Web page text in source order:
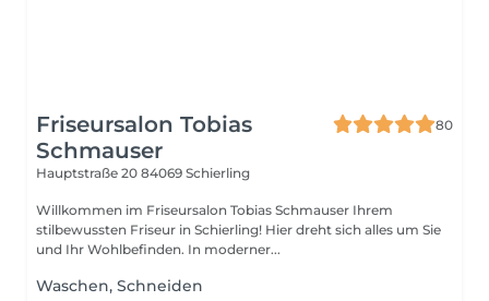
Friseursalon Tobias
Schmauser
80
Hauptstraße 20 84069 Schierling
Willkommen im Friseursalon Tobias Schmauser Ihrem
stilbewussten Friseur in Schierling! Hier dreht sich alles um Sie
und Ihr Wohlbefinden. In moderner...
Waschen, Schneiden